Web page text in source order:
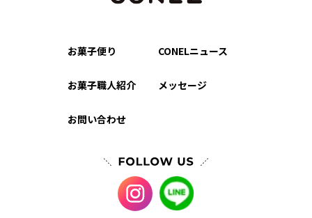
お菓子便り CONELニュース
お菓子職人紹介 メッセージ
お問い合わせ